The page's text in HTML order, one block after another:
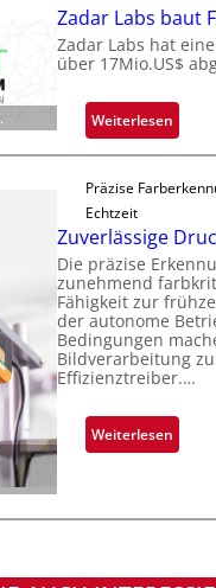
s
i
c
n
S
e
e
a
c
t
s
S
e
r
i
e
ü
b
r
m
t
D
a
r
k
V
s
i
c
r
c
h
i
l
n
t
Ü
b
e
n
a
o
Zadar Labs baut
Zadar Labs hat
über 17Mio.US$
Weiterlesen:
Z
d
r
L
a
b
s
b
u
t
r
Präzise
Echtzeit
Zuverlässige
Die präzise
zunehmend
Fähigkeit zur
der autonome
Bedingungen
Bildverarbeitung
Effizienztreiber.…
Weiterlesen:
Z
l